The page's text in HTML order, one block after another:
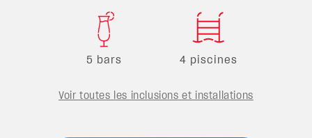
5 bars 4 piscines
Voir toutes les inclusions et installations